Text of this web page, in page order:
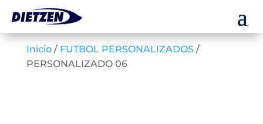
Inicio/ FUTBOL PERSONALIZADOS/
PERSONALIZADO 06